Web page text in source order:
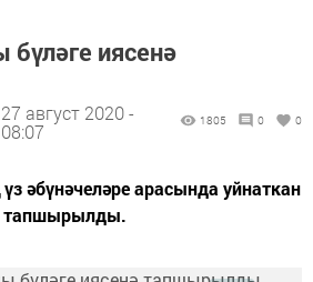
иясенә
27 август 2020 -
08:07
1805 0 0
әбүнәчеләре арасында уйнаткан
тапшырылды.